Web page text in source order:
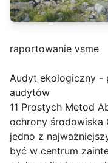
raportowanie vsme
Audyt ekologiczny -
audytów
11 Prostych Metod
ochrony środowiska
jedno z
być w centrum